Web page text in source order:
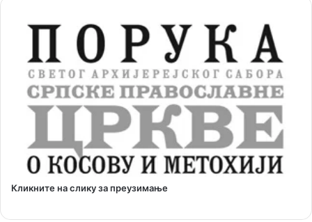
Кликните на слику за преузимање